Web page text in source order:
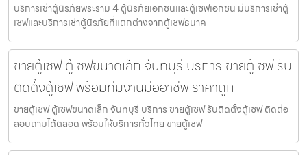
บริการเช่าตู้นิรภัยพระราม 4 ตู้นิรภัยเอกชนและตู้เซฟเอกชน มีบริการเช่าตู้
เซฟและบริการเช่าตู้นิรภัยที่แตกต่างจากตู้เซฟธนาค
ขายตู้เซฟ ตู้เซฟขนาดเล็ก จันทบุรี บริการ ขายตู้เซฟ รับ
ติดตั้งตู้เซฟ พร้อมทีมงานมืออาชีพ ราคาถูก
ขายตู้เซฟ ตู้เซฟขนาดเล็ก จันทบุรี บริการ ขายตู้เซฟ รับติดตั้งตู้เซฟ ติดต่อ
สอบถามได้ตลอด พร้อมให้บริการทั่วไทย ขายตู้เซฟ